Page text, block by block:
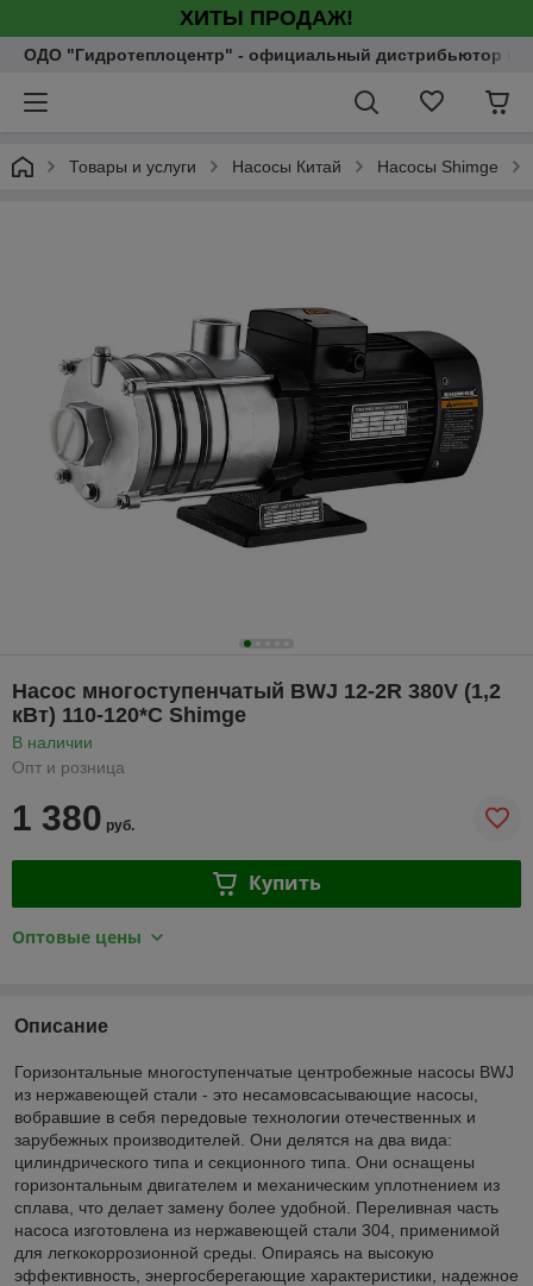
ХИТЫ ПРОДАЖ!
ОДО "Гидротеплоцентр" - официальный дистрибьютор
Товары и услуги Насосы Китай Насосы Shimge
Насос многоступенчатый BWJ 12-2R 380V (1,2
кВт) 110-120*C Shimge
В наличии
Опт и розница
1 380 руб.
Купить
Оптовые цены
Описание
Горизонтальные многоступенчатые центробежные насосы BWJ
из нержавеющей стали - это несамовсасывающие насосы,
вобравшие в себя передовые технологии отечественных и
зарубежных производителей. Они делятся на два вида:
цилиндрического типа и секционного типа. Они оснащены
горизонтальным двигателем и механическим уплотнением из
сплава, что делает замену более удобной. Переливная часть
насоса изготовлена из нержавеющей стали 304, применимой
для легкокоррозионной среды. Опираясь на высокую
эффективность, энергосберегающие характеристики, надежное